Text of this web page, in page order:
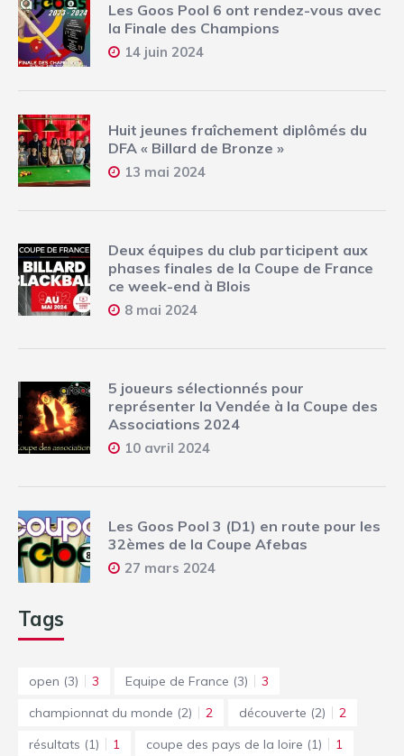
Les Goos Pool 6 ont rendez-vous avec
la Finale des Champions
14 juin 2024
Huit jeunes fraîchement diplômés du
DFA « Billard de Bronze »
13 mai 2024
Deux équipes du club participent aux
phases finales de la Coupe de France
ce week-end à Blois
8 mai 2024
5 joueurs sélectionnés pour
représenter la Vendée à la Coupe des
Associations 2024
10 avril 2024
Les Goos Pool 3 (D1) en route pour les
32èmes de la Coupe Afebas
27 mars 2024
Tags
open (3) 3 Equipe de France (3)
3
championnat du monde (2) 2 découverte (2)
2
résultats (1) 1 coupe des pays de la loire (1)
1